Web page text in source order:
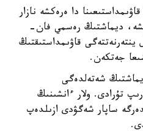
El Mundo يسپانياداعى Dears قاۋىمداستىعىنا دا ەرەكشە نازار
ديماشتىڭ رەسمي فان-
ينتەرنەتتەگى قاۋىمداستىقتىڭ
شەتەلدەگى
تۇرادى. ولار ءانشىنىڭ
ساپار شەگۋدى ازىلدەپ